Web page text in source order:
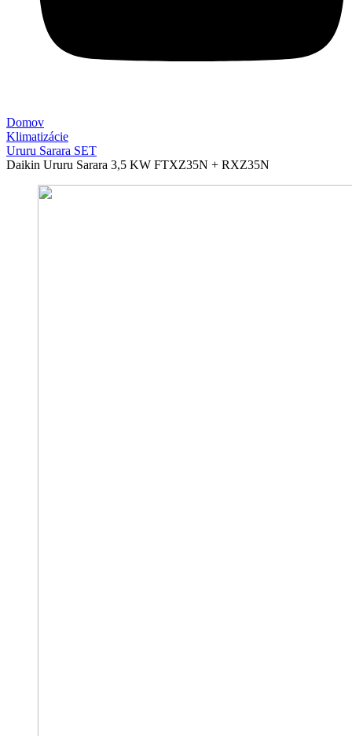
Domov
Klimatizácie
Ururu Sarara SET
Daikin Ururu Sarara 3,5 KW FTXZ35N + RXZ35N